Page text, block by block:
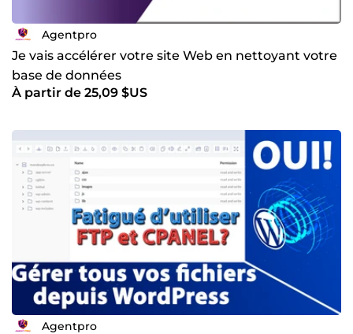
Agentpro
Je vais accélérer votre site Web en nettoyant votre
base de données
À partir de 25,09 $US
Agentpro